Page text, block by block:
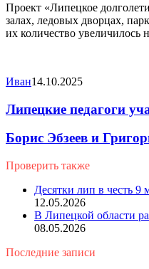
Проект «Липецкое
залах, ледовых дворцах,
их количество увеличилось
Иван14.10.2025
Липецкие педагоги
Борис Эбзеев и
Проверить также
Десятки лип в честь
12.05.2026
В Липецкой области
08.05.2026
Последние записи